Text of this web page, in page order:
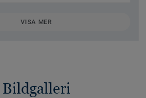
VISA MER
Bildgalleri